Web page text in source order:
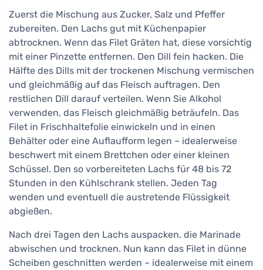
Zuerst die Mischung aus Zucker, Salz und Pfeffer
zubereiten. Den Lachs gut mit Küchenpapier
abtrocknen. Wenn das Filet Gräten hat, diese vorsichtig
mit einer Pinzette entfernen. Den Dill fein hacken. Die
Hälfte des Dills mit der trockenen Mischung vermischen
und gleichmäßig auf das Fleisch auftragen. Den
restlichen Dill darauf verteilen. Wenn Sie Alkohol
verwenden, das Fleisch gleichmäßig beträufeln. Das
Filet in Frischhaltefolie einwickeln und in einen
Behälter oder eine Auflaufform legen – idealerweise
beschwert mit einem Brettchen oder einer kleinen
Schüssel. Den so vorbereiteten Lachs für 48 bis 72
Stunden in den Kühlschrank stellen. Jeden Tag
wenden und eventuell die austretende Flüssigkeit
abgießen.
Nach drei Tagen den Lachs auspacken, die Marinade
abwischen und trocknen. Nun kann das Filet in dünne
Scheiben geschnitten werden – idealerweise mit einem